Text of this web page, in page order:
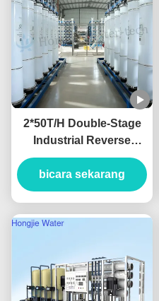
2*50T/H Double-Stage
Industrial Reverse
Osmosis Water System
Produced For Ultrapure
Water
bicara sekarang